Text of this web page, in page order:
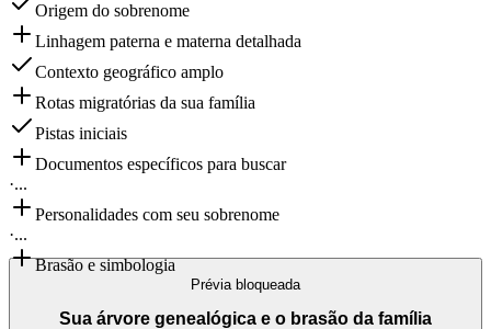
Origem do sobrenome
Linhagem paterna e materna detalhada
Contexto geográfico amplo
Rotas migratórias da sua família
Pistas iniciais
Documentos específicos para buscar
·...
Personalidades com seu sobrenome
·...
Brasão e simbologia
Prévia bloqueada
Sua árvore genealógica e o brasão da família